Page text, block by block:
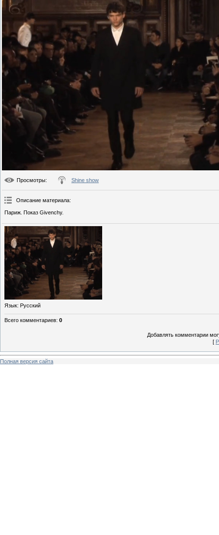
Просмотры: Shine show
Описание материала:
Париж. Показ Givenchy.
Язык: Русский
Всего комментариев: 0
Добавлять комментарии
[
Полная версия сайта